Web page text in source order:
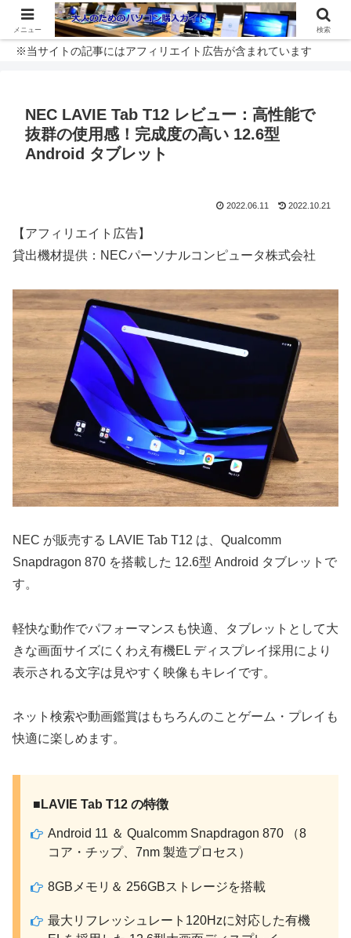
※当サイトの記事にはアフィリエイト広告が含まれています
NEC LAVIE Tab T12 レビュー：高性能で
抜群の使用感！完成度の高い 12.6型
Android タブレット
2022.06.11 2022.10.21
【アフィリエイト広告】
貸出機材提供：NECパーソナルコンピュータ株式会社
NEC が販売する LAVIE Tab T12 は、Qualcomm
Snapdragon 870 を搭載した 12.6型 Android タブレットで
す。
軽快な動作でパフォーマンスも快適、タブレットとして大
きな画面サイズにくわえ有機EL ディスプレイ採用により
表示される文字は見やすく映像もキレイです。
ネット検索や動画鑑賞はもちろんのことゲーム・プレイも
快適に楽しめます。
■LAVIE Tab T12 の特徴
Android 11 ＆ Qualcomm Snapdragon 870 （8
コア・チップ、7nm 製造プロセス）
8GBメモリ＆ 256GBストレージを搭載
最大リフレッシュレート120Hzに対応した有機
メニュー 検索